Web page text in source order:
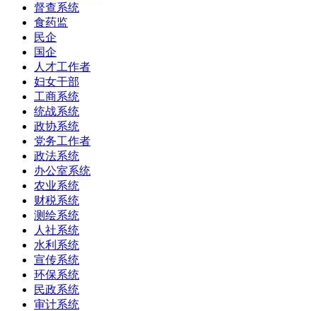
督查系统
食药监
民企
国企
人才工作者
妇女干部
工商系统
统战系统
政协系统
党务工作者
政法系统
办公室系统
农业系统
财税系统
测绘系统
人社系统
水利系统
宣传系统
环保系统
民政系统
审计系统